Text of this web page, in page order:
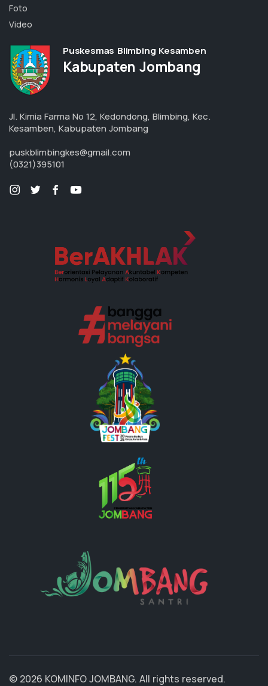
Foto
Video
Puskesmas Blimbing Kesamben
Kabupaten Jombang
Jl. Kimia Farma No 12, Kedondong, Blimbing, Kec.
Kesamben, Kabupaten Jombang
puskblimbingkes@gmail.com
(0321)395101
© 2026 KOMINFO JOMBANG. All rights reserved.